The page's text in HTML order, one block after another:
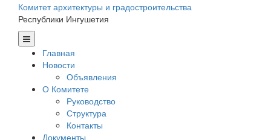
Комитет архитектуры и градостроительства
Республики Ингушетия
Главная
Новости
Объявления
О Комитете
Руководство
Структура
Контакты
Документы